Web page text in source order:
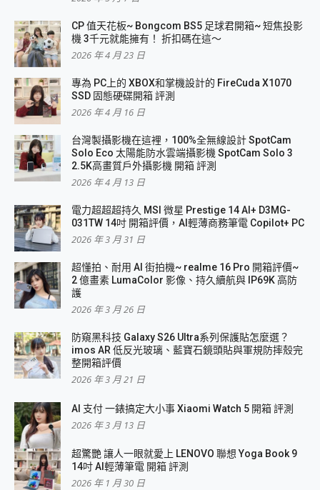
CP 值天花板~ Bongcom BS5 足球君開箱~ 短焦投影
機 3千元就能擁有！ 折扣碼在這～
2026 年 4 月 23 日
專為 PC上的 XBOX和掌機設計的 FireCuda X1070
SSD 固態硬碟開箱 評測
2026 年 4 月 16 日
台灣製攝影機在這裡，100%全無線設計 SpotCam
Solo Eco 太陽能防水雲端攝影機 SpotCam Solo 3
2.5K高畫質戶外攝影機 開箱 評測
2026 年 4 月 13 日
電力超超超持久 MSI 微星 Prestige 14 AI+ D3MG-
031TW 14吋 開箱評價，AI輕薄商務筆電 Copilot+ PC
2026 年 3 月 31 日
超懂拍、耐用 AI 街拍機~ realme 16 Pro 開箱評價~
2 億畫素 LumaColor 影像、持久續航與 IP69K 高防
護
2026 年 3 月 26 日
防窺黑科技 Galaxy S26 Ultra系列保護貼怎麼選？
imos AR 低反光玻璃、藍寶石鏡頭貼與軍規防摔殼完
整開箱評價
2026 年 3 月 21 日
AI 支付 一錶搞定大小事 Xiaomi Watch 5 開箱 評測
2026 年 3 月 13 日
超驚艷 讓人一眼就愛上 LENOVO 聯想 Yoga Book 9
14吋 AI輕薄筆電 開箱 評測
2026 年 1 月 30 日